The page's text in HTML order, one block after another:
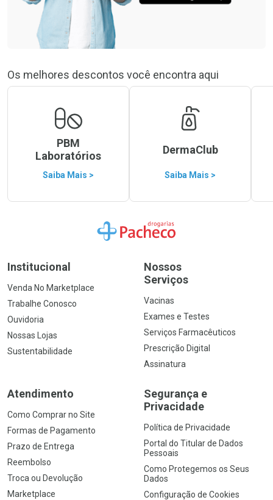
Os melhores descontos você encontra aqui
PBM
Laboratórios
Saiba Mais >
DermaClub
Saiba Mais >
Ir para a Home
Institucional
Venda No Marketplace
Trabalhe Conosco
Ouvidoria
Nossas Lojas
Sustentabilidade
Nossos
Serviços
Vacinas
Exames e Testes
Serviços Farmacêuticos
Prescrição Digital
Assinatura
Atendimento
Como Comprar no Site
Formas de Pagamento
Prazo de Entrega
Reembolso
Troca ou Devolução
Marketplace
Segurança e
Privacidade
Política de Privacidade
Portal do Titular de Dados
Pessoais
Como Protegemos os Seus
Dados
Configuração de Cookies